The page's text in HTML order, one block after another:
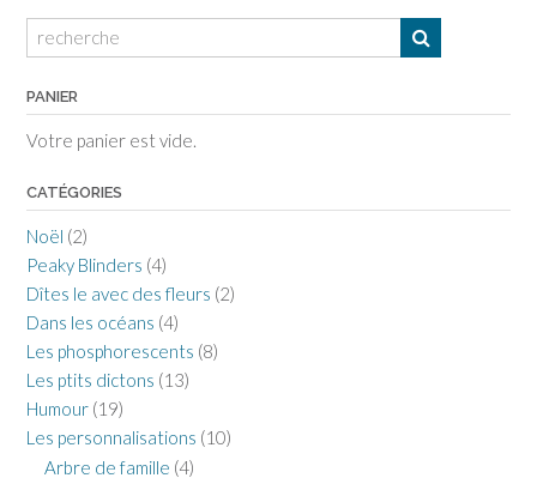
PANIER
Votre panier est vide.
CATÉGORIES
Noël (2)
Peaky Blinders (4)
Dîtes le avec des fleurs (2)
Dans les océans (4)
Les phosphorescents (8)
Les ptits dictons (13)
Humour (19)
Les personnalisations (10)
Arbre de famille (4)